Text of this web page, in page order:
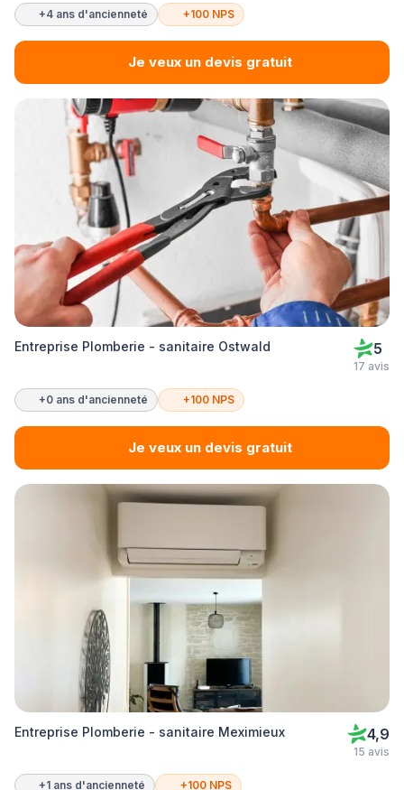
+4 ans d'ancienneté +100 NPS
Je veux un devis gratuit
Entreprise Plomberie - sanitaire Ostwald 5
17 avis
+0 ans d'ancienneté +100 NPS
Je veux un devis gratuit
Entreprise Plomberie - sanitaire Meximieux 4,9
15 avis
+1 ans d'ancienneté +100 NPS